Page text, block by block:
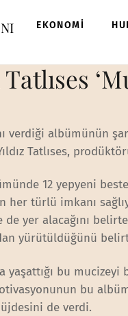
EKONOMİ
verdiği albümünün
Tatlıses,
12 yepyeni
her türlü imkanı
de yer alacağını
yürütüldüğünü
yaşattığı bu
bu
de verdi.